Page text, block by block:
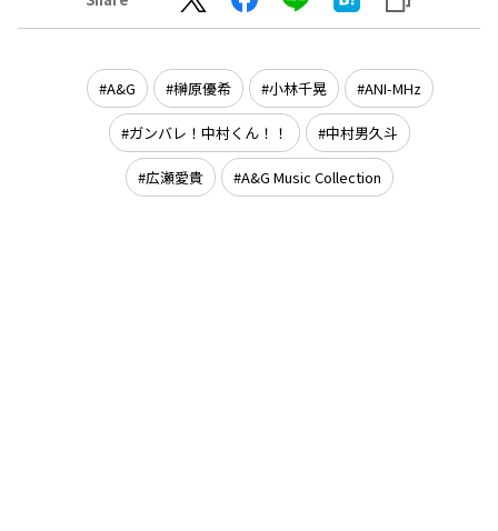
A&G 榊原優希 小林千晃 ANI-MHz
ガンバレ！中村くん！！ 中村男久斗
広瀬愛貴 A&G Music Collection